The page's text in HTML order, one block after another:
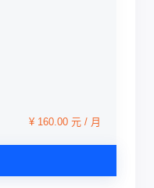
¥ 160.00 元 / 月